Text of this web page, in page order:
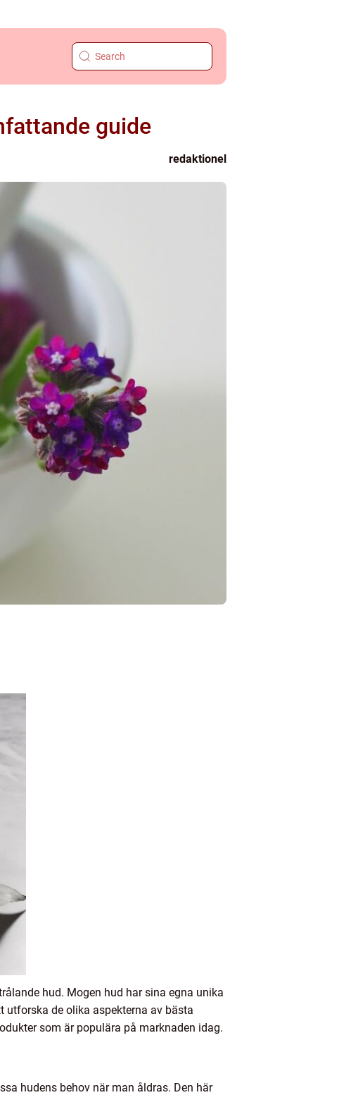
guide
redaktionel
hud. Mogen hud har sina egna unika
utforska de olika aspekterna av bästa
som är populära på marknaden idag.
hudens behov när man åldras. Den här